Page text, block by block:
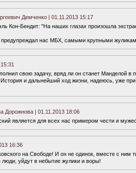
Демченко | 01.11.2013 15:17
Кон-Бендит: "На наших глазах произошла
предупреждал нас МБХ, самыми крупными
свою задачу, вряд ли он станет Манделой в
История и дальнейший ход жизни, надеюсь, уже
Дорожнова | 01.11.2013 18:06
является для всех нас примером чести и
16:36
на Свободе! И он не одинок, вместе с ним
уйдут в небытие жулики и воры!